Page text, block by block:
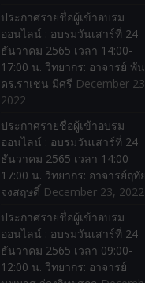
ประกาศรายชื่อผู้เข้าอบรม
ออนไลน์ : อบรมวันเสาร์ที่ 24
ธันวาคม 2565 เวลา 14:00-
17:00 น. วิทยากร: อาจารย์ พั
ดร.ราเชน มีศรี December
2022
ประกาศรายชื่อผู้เข้าอบรม
ออนไลน์ : อบรมวันเสาร์ที่ 24
ธันวาคม 2565 เวลา 14:00-
17:00 น. วิทยากร: อาจารย์ฤทัย
จงสฤษดิ์ December 23, 2022
ประกาศรายชื่อผู้เข้าอบรม
ออนไลน์ : อบรมวันเสาร์ที่ 24
ธันวาคม 2565 เวลา 09:00-
12:00 น. วิทยากร: อาจารย์